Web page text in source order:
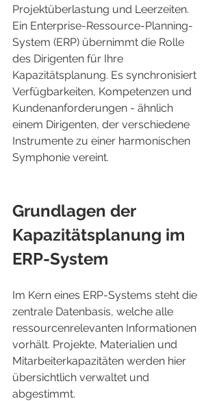
Projektüberlastung und Leerzeiten.
Ein Enterprise-Ressource-Planning-
System (ERP) übernimmt die Rolle
des Dirigenten für Ihre
Kapazitätsplanung. Es synchronisiert
Verfügbarkeiten, Kompetenzen und
Kundenanforderungen - ähnlich
einem Dirigenten, der verschiedene
Instrumente zu einer harmonischen
Symphonie vereint.
Grundlagen der
Kapazitätsplanung im
ERP-System
Im Kern eines ERP-Systems steht die
zentrale Datenbasis, welche alle
ressourcenrelevanten Informationen
vorhält. Projekte, Materialien und
Mitarbeiterkapazitäten werden hier
übersichtlich verwaltet und
abgestimmt.